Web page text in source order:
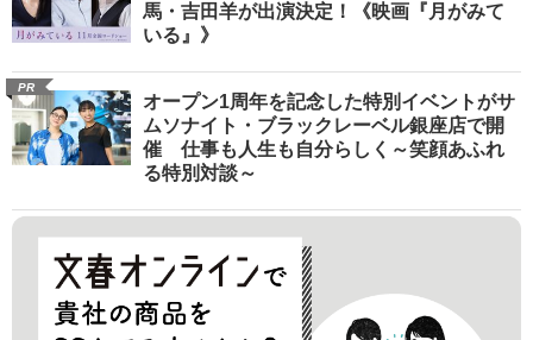
馬・吉田羊が出演決定！《映画『月がみて
いる』》
PR
オープン1周年を記念した特別イベントがサ
ムソナイト・ブラックレーベル銀座店で開
催 仕事も人生も自分らしく～笑顔あふれ
る特別対談～